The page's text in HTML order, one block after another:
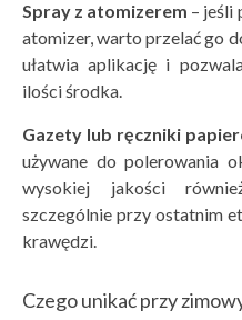
Spray z atomizerem – jeśli
atomizer, warto przelać go
ułatwia aplikację i
ilości środka.
Gazety lub ręczniki
używane do polerowania
wysokiej jakości
szczególnie przy ostatnim
krawędzi.
Czego unikać przy